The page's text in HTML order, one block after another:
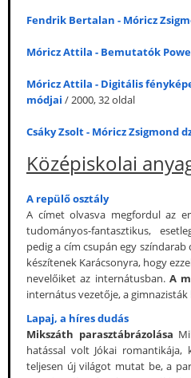
Fendrik Bertalan - Móricz
Móricz Attila - Bemutatók
Móricz Attila - Digitális
módjai / 2000, 32 oldal
Csáky Zsolt - Móricz Zsigmond
Középiskolai
A repülő osztály
A címet olvasva megfordul az
tudományos-fantasztikus,
pedig a cím csupán egy
készítenek Karácsonyra, hogy
nevelőiket az internátusban. A
internátus vezetője, a gimnazisták
Lapaj, a híres dudás
Mikszáth parasztábrázolása
hatással volt Jókai
teljesen új világot mutat be, a